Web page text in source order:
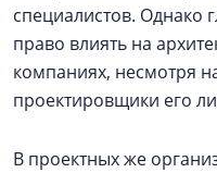
специалистов. Однако
право влиять на
компаниях, несмотря
проектировщики его
В проектных же